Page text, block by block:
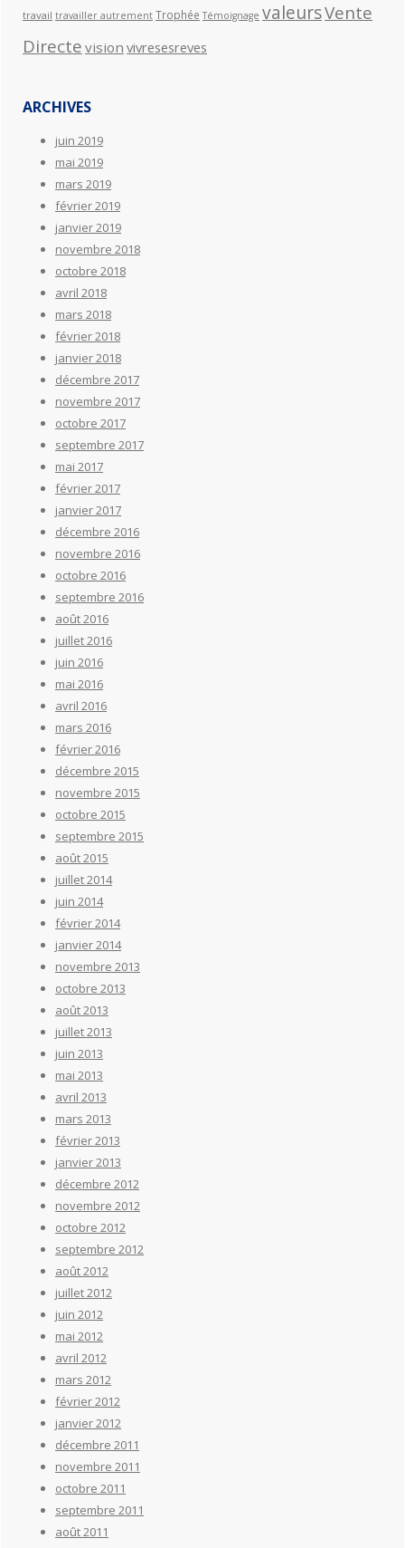
travail travailler autrement Trophée Témoignage valeursVente
Directe vision vivresesreves
ARCHIVES
juin 2019
mai 2019
mars 2019
février 2019
janvier 2019
novembre 2018
octobre 2018
avril 2018
mars 2018
février 2018
janvier 2018
décembre 2017
novembre 2017
octobre 2017
septembre 2017
mai 2017
février 2017
janvier 2017
décembre 2016
novembre 2016
octobre 2016
septembre 2016
août 2016
juillet 2016
juin 2016
mai 2016
avril 2016
mars 2016
février 2016
décembre 2015
novembre 2015
octobre 2015
septembre 2015
août 2015
juillet 2014
juin 2014
février 2014
janvier 2014
novembre 2013
octobre 2013
août 2013
juillet 2013
juin 2013
mai 2013
avril 2013
mars 2013
février 2013
janvier 2013
décembre 2012
novembre 2012
octobre 2012
septembre 2012
août 2012
juillet 2012
juin 2012
mai 2012
avril 2012
mars 2012
février 2012
janvier 2012
décembre 2011
novembre 2011
octobre 2011
septembre 2011
août 2011